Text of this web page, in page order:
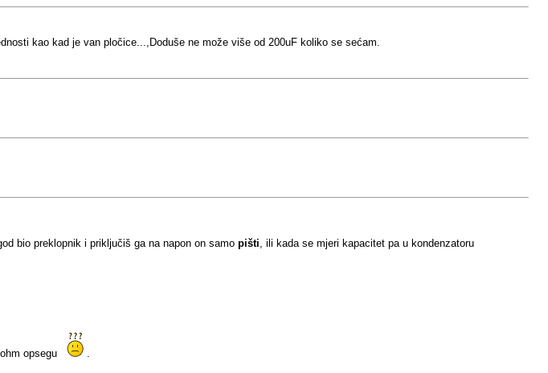
kao kad je van pločice...,Doduše ne može više od 200uF koliko se sećam.
bio preklopnik i priključiš ga na napon on samo pišti, ili kada se mjeri kapacitet pa u kondenzatoru
opsegu
.